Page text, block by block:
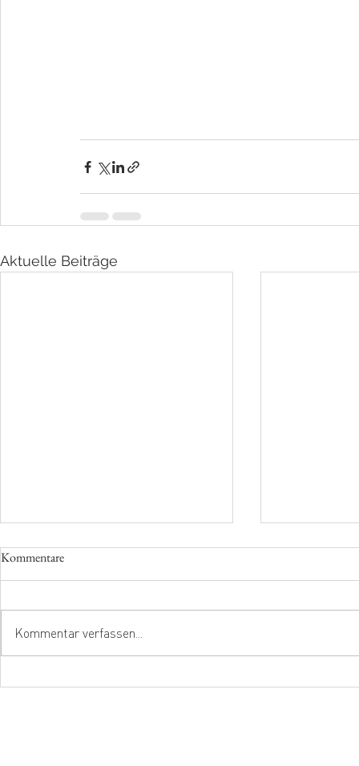
Aktuelle Beiträge
Kommentare
Kommentar verfassen...